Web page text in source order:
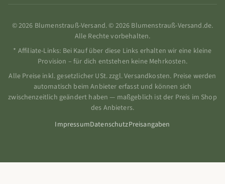
© 2026 Blumenstrauß-Versand. © 2026 Blumenstrauß-Versand.de.
Alle Rechte vorbehalten.
* Affiliate-Links: Bei Kauf über diese Links erhalten wir eine kleine
Provision – für dich entstehen keine Mehrkosten.
Alle Preise inkl. gesetzlicher USt. zzgl. Versandkosten. Preise werden
automatisch beim Anbieter erfasst und können sich
zwischenzeitlich geändert haben — maßgeblich ist der Preis im Shop
des Anbieters.
ImpressumDatenschutzPreisangaben